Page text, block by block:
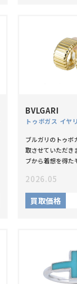
BVLGARI
トゥボガス イヤ
ブルガリのトゥボ
取させていただき
ブから着想を得た
2026.05
買取価格